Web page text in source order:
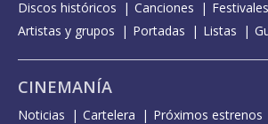
Discos históricos
Canciones Festivales
Artistas y grupos
Portadas Listas
CINEMANÍA
Noticias Cartelera Próximos estrenos